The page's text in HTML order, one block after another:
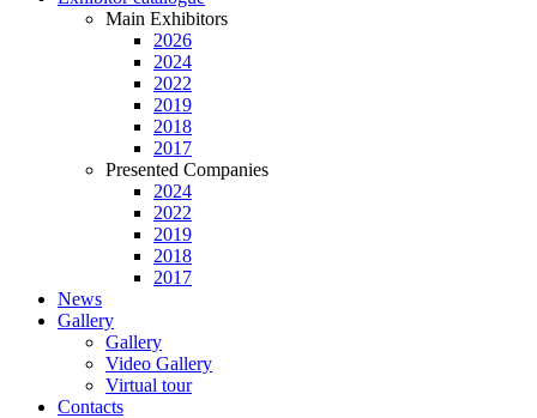
Main Exhibitors
2026
2024
2022
2019
2018
2017
Presented Companies
2024
2022
2019
2018
2017
News
Gallery
Gallery
Video Gallery
Virtual tour
Contacts